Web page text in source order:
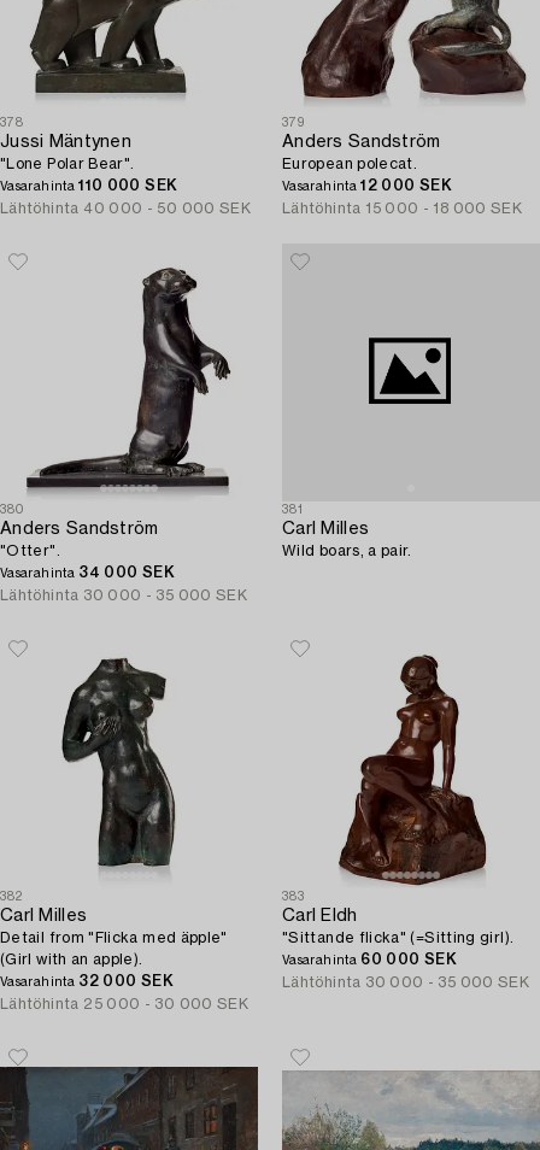
378
Jussi Mäntynen
"Lone Polar Bear".
Vasarahinta110 000 SEK
Lähtöhinta 40 000 - 50 000 SEK
379
Anders Sandström
European polecat.
Vasarahinta12 000 SEK
Lähtöhinta 15 000 - 18 000 SEK
380
Anders Sandström
"Otter".
Vasarahinta 34 000 SEK
Lähtöhinta 30 000 - 35 000 SEK
381
Carl Milles
Wild boars, a pair.
382
Carl Milles
Detail from "Flicka med äpple"
(Girl with an apple).
Vasarahinta 32 000 SEK
Lähtöhinta 25 000 - 30 000 SEK
383
Carl Eldh
"Sittande flicka" (=Sitting girl).
Vasarahinta 60 000 SEK
Lähtöhinta 30 000 - 35 000 SEK